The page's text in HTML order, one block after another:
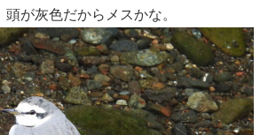
頭が灰色だからメスかな。